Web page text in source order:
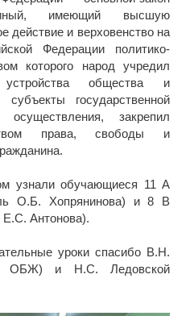
имеющий высшую
действие и верховенство на
Федерации политико-
которого народ учредил
общества и
субъекты государственной
закрепил
права, свободы и
узнали обучающиеся 11 А
О.Б. Хопрянинова) и 8 В
Е.С. Антонова).
уроки спасибо В.Н.
ОБЖ) и Н.С. Ледовской